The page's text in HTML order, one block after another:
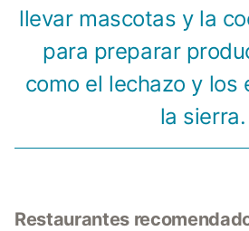
llevar mascotas y la
para preparar
como el lechazo y los
la sierra.
Restaurantes